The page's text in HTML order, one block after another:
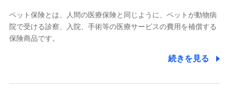
■少額短期保険
株式会社アシロ少額短期保険
(https://kailash.co.jp/)
ペット保険とは、人間の医療保険と同じように、ペットが動物病
院で受ける診察、入院、手術等の医療サービスの費用を補償する
保険商品です。
続きを見る